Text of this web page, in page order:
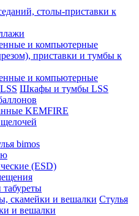
столы-приставки к
и компьютерные
приставки и тумбы к
и компьютерные
Шкафы и тумбы LSS
KEMFIRE
bimos
(ESD)
Стулья
и вешалки